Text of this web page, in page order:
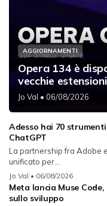
AGGIORNAMENTI
Opera 134 è
vecchie
Jo Val • 06/08/2026
Adesso hai 70
ChatGPT
La partnership fra Adobe
unificato per...
Jo Val • 06/08/2026
Meta lancia Muse
sullo sviluppo